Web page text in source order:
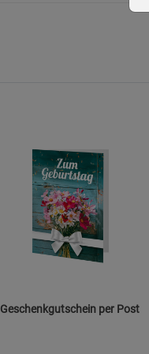
Geschenkgutschein per Post